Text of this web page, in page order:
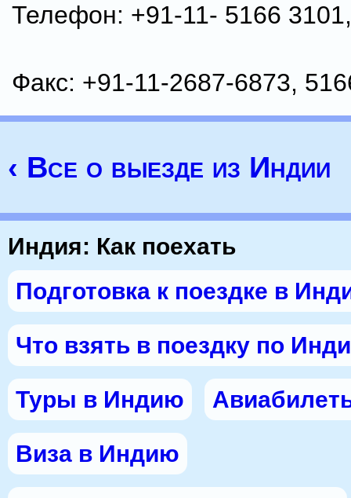
Телефон: +91-11- 5166
Факс: +91-11-2687-6873,
‹ Все о выезде из Индии
Индия: Как поехать
Подготовка к поездке в
Что взять в поездку по
Туры в Индию
Виза в Индию